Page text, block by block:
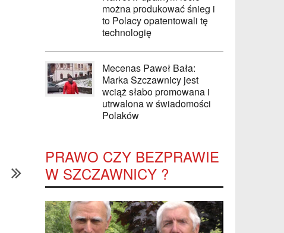
można produkować śnieg i
to Polacy opatentowali tę
technologię
Mecenas Paweł Bała:
Marka Szczawnicy jest
wciąż słabo promowana i
utrwalona w świadomości
Polaków
PRAWO CZY BEZPRAWIE
W SZCZAWNICY ?